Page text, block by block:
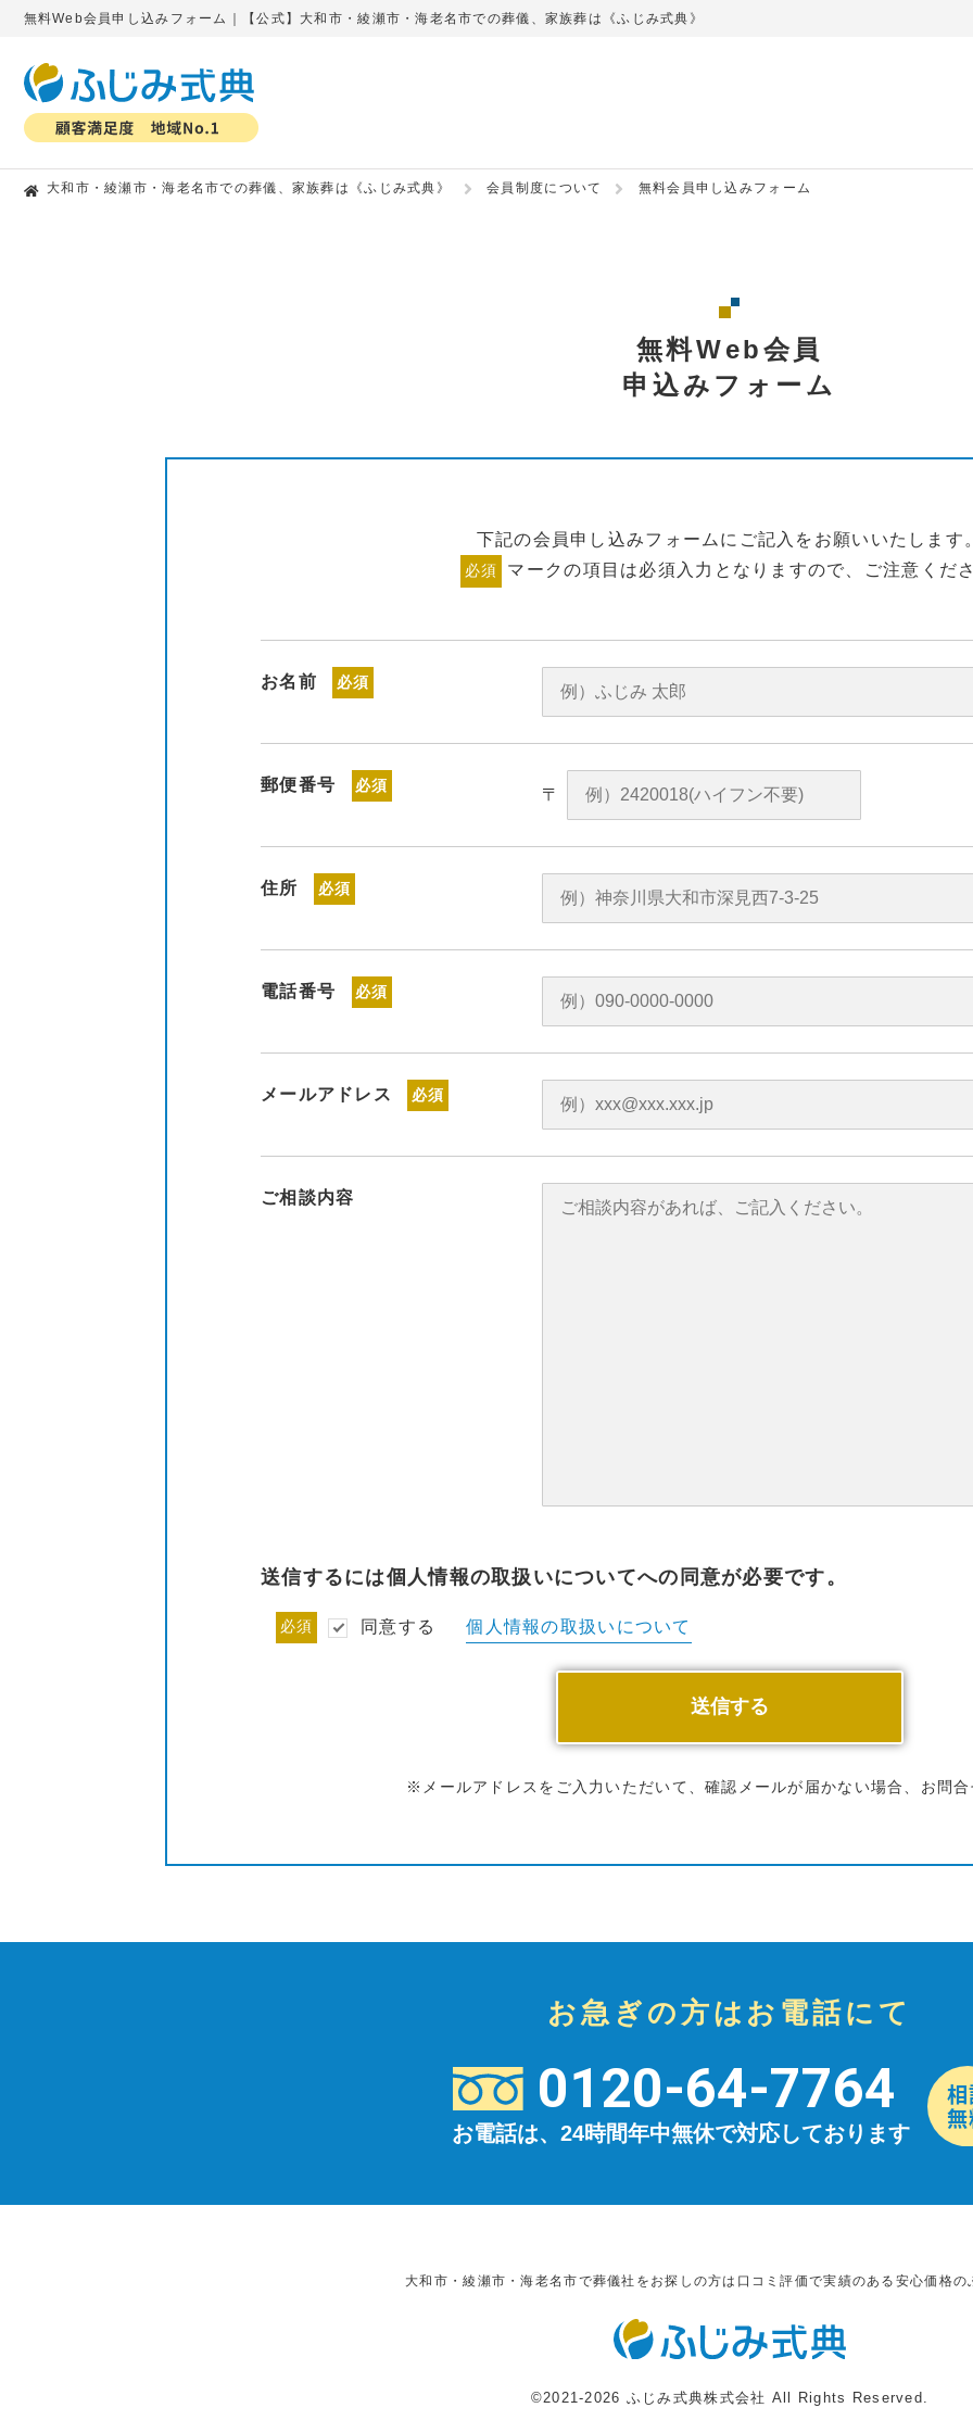
無料Web会員申し込みフォーム｜【公式】大和市・綾瀬市・海老名市での葬儀、家族葬は《ふじみ式典》
大和市・綾瀬市・海老名市での葬儀、家族葬は《ふじみ式典》 会員制度について 無料会員申し込みフォーム
無料Web会員
申込みフォーム
下記の会員申し込みフォームにご記入をお願いいたします。
必須 マークの項目は必須入力となりますので、ご注意くださ
お名前 必須
郵便番号 必須 〒
住所 必須
電話番号 必須
メールアドレス 必須
ご相談内容
送信するには個人情報の取扱いについてへの同意が必要です。
必須 同意する 個人情報の取扱いについて
※メールアドレスをご入力いただいて、確認メールが届かない場合、お問合
お急ぎの方はお電話にて
0120-64-7764
お電話は、24時間年中無休で対応しております
大和市・綾瀬市・海老名市で葬儀社をお探しの方は口コミ評価で実績のある安心価格の
©2021-2026 ふじみ式典株式会社 All Rights Reserved.